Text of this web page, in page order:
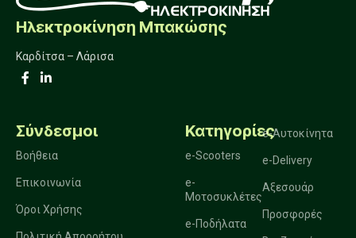
Ηλεκτροκίνηση Μπακώσης
Καρδίτσα – Λάρισα
Σύνδεσμοι
Βοήθεια
Επικοινωνία
Όροι Χρήσης
Κατηγορίες
e-Scooters
e-
Μοτοσυκλέτες
e-Ποδήλατα
e-Αυτοκίνητα
e-Delivery
Αξεσουάρ
Προσφορές